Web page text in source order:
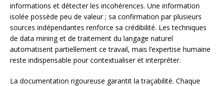
informations et détecter les incohérences. Une information
isolée possède peu de valeur ; sa confirmation par plusieurs
sources indépendantes renforce sa crédibilité. Les techniques
de data mining et de traitement du langage naturel
automatisent partiellement ce travail, mais l’expertise humaine
reste indispensable pour contextualiser et interpréter.
La documentation rigoureuse garantit la traçabilité. Chaque